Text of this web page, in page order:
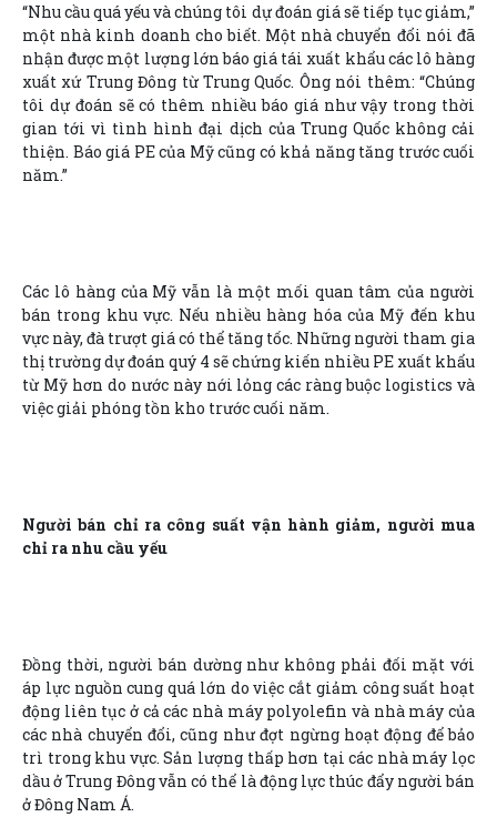
“Nhu cầu quá yếu và chúng tôi dự đoán giá sẽ tiếp tục giảm,”
một nhà kinh doanh cho biết. Một nhà chuyển đổi nói đã
nhận được một lượng lớn báo giá tái xuất khẩu các lô hàng
xuất xứ Trung Đông từ Trung Quốc. Ông nói thêm: “Chúng
tôi dự đoán sẽ có thêm nhiều báo giá như vậy trong thời
gian tới vì tình hình đại dịch của Trung Quốc không cải
thiện. Báo giá PE của Mỹ cũng có khả năng tăng trước cuối
năm.”
Các lô hàng của Mỹ vẫn là một mối quan tâm của người
bán trong khu vực. Nếu nhiều hàng hóa của Mỹ đến khu
vực này, đà trượt giá có thể tăng tốc. Những người tham gia
thị trường dự đoán quý 4 sẽ chứng kiến nhiều PE xuất khẩu
từ Mỹ hơn do nước này nới lỏng các ràng buộc logistics và
việc giải phóng tồn kho trước cuối năm.
Người bán chỉ ra công suất vận hành giảm, người mua
chỉ ra nhu cầu yếu
Đồng thời, người bán dường như không phải đối mặt với
áp lực nguồn cung quá lớn do việc cắt giảm công suất hoạt
động liên tục ở cả các nhà máy polyolefin và nhà máy của
các nhà chuyển đổi, cũng như đợt ngừng hoạt động để bảo
trì trong khu vực. Sản lượng thấp hơn tại các nhà máy lọc
dầu ở Trung Đông vẫn có thể là động lực thúc đẩy người bán
ở Đông Nam Á.